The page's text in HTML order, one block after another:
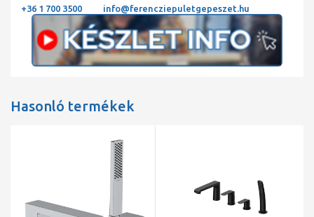
+36 1 700 3500 info@ferencziepuletgepeszet.hu
Hasonló termékek